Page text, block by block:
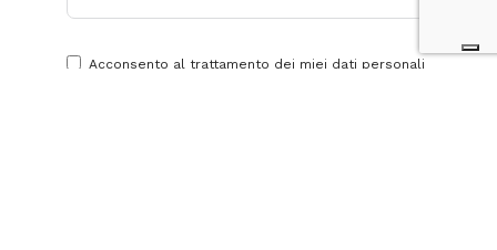
Acconsento al trattamento dei miei dati personali